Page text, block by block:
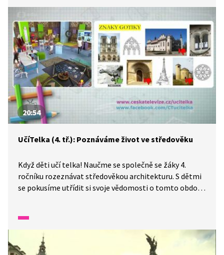
20:54
UčíTelka (4. tř.): Poznáváme život ve středověku
Když děti učí telka! Naučme se společně se žáky 4.
ročníku rozeznávat středověkou architekturu. S dětmi
se pokusíme utřídit si svoje vědomosti o tomto období.